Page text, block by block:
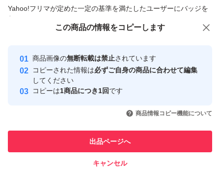
Yahoo!フリマが定めた一定の基準を満たしたユーザーにバッジを
付与しています
安心取引出品者
心・安全なユーザーです
取引実績
引を完了させた実績があります
での取引実績があります
この商品の情報をコピーします
商品画像の無断転載は禁止されています
コピーされた情報は必ずご自身の商品に合わせて編集
してください
コピーは1商品につき1回です
商品情報コピー機能について
出品ページへ
キャンセル
この商品をみている人にオススメ